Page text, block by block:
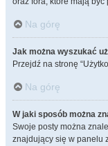
Na górę
Jak można wyszukać
Przejdź na stronę
Na górę
W jaki sposób można
Swoje posty można
znajdujący się w panelu